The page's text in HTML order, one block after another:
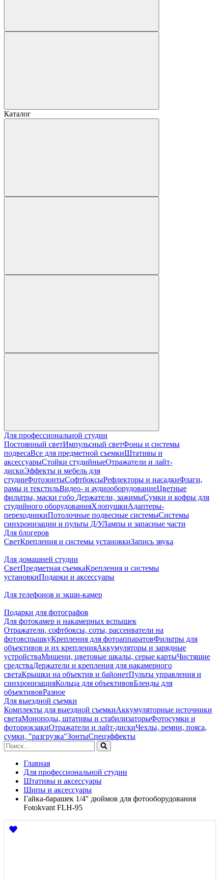
Каталог
Для профессиональной студии
Постоянный светИмпульсный светФоны и системы
подвесаВсе для предметной съемкиШтативы и
аксессуарыСтойки студийныеОтражатели и лайт-
дискиЭффекты и мебель для
студииФотозонтыСофтбоксыРефлекторы и насадкиФлаги,
рамы и текстильВидео- и аудиооборудованиеЦветные
фильтры, маски гобо Держатели, зажимыСумки и кофры для
студийного оборудованияХлопушкиАдаптеры-
переходникиПотолочные подвесные системыСистемы
синхронизации и пульты Д/УЛампы и запасные части
Для блогеров
СветКрепления и системы установкиЗапись звука
Для домашней студии
СветПредметная съемкаКрепления и системы
установкиПодарки и аксессуары
Для телефонов и экшн-камер
Подарки для фотографов
Для фотокамер и накамерных вспышек
Отражатели, софтбоксы, соты, рассеиватели на
фотовспышкуКрепления для фотоаппаратовФильтры для
объективов и их крепленияАккумуляторы и зарядные
устройстваМишени, цветовые шкалы, серые картыЧистящие
средстваДержатели и крепления для накамерного
светаКрышки на объектив и байонетПульты управления и
синхронизацияКольца для объективовБленды для
объективовРазное
Для выездной съемки
Комплекты для выездной съемкиАккумуляторные источники
светаМоноподы, штативы и стабилизаторыФотосумки и
фоторюкзакиОтражатели и лайт-дискиЧехлы, ремни, пояса,
сумки, "разгрузка"ЗонтыСпецэффекты
Главная
Для профессиональной студии
Штативы и аксессуары
Шипы и аксессуары
Гайка-барашек 1/4" дюймов для фотооборудования
Fotokvant FLH-95